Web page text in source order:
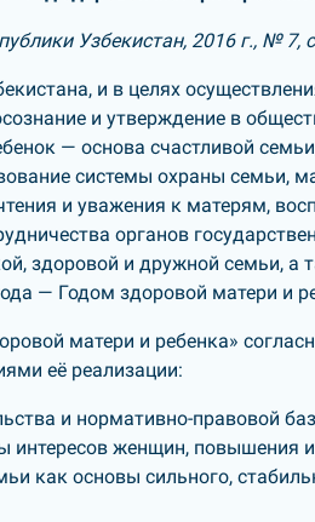
Узбекистан, 2016 г., № 7,
и в целях
и утверждение в
— основа счастливой
системы охраны семьи,
и уважения к матерям,
органов
здоровой и дружной семьи, а
— Годом здоровой матери и
матери и ребенка»
её реализации:
и нормативно-правовой
интересов женщин, повышения
как основы сильного,